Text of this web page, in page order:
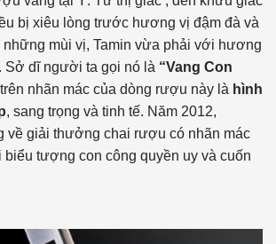
bị xiêu lòng trước hương vị đậm đà và
những mùi vị, Tamin vừa phải với hương
Sở dĩ người ta gọi nó là “Vang Con
nhãn mác của dòng rượu này là hình
, sang trọng và tinh tế. Năm 2012,
về giải thưởng chai rượu có nhãn mác
biểu tượng con công quyền uy và cuốn